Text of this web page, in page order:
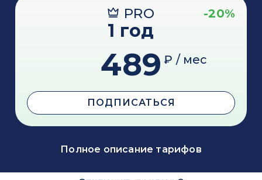
PRO -20%
1 год
489 ₽ / мес
ПОДПИСАТЬСЯ
Полное описание тарифов